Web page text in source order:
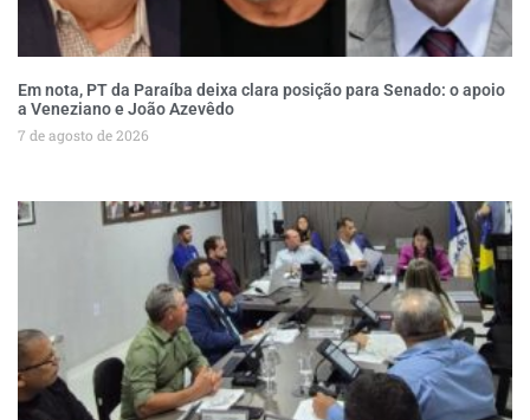
Em nota, PT da Paraíba deixa clara posição para Senado: o apoio
a Veneziano e João Azevêdo
7 de agosto de 2026